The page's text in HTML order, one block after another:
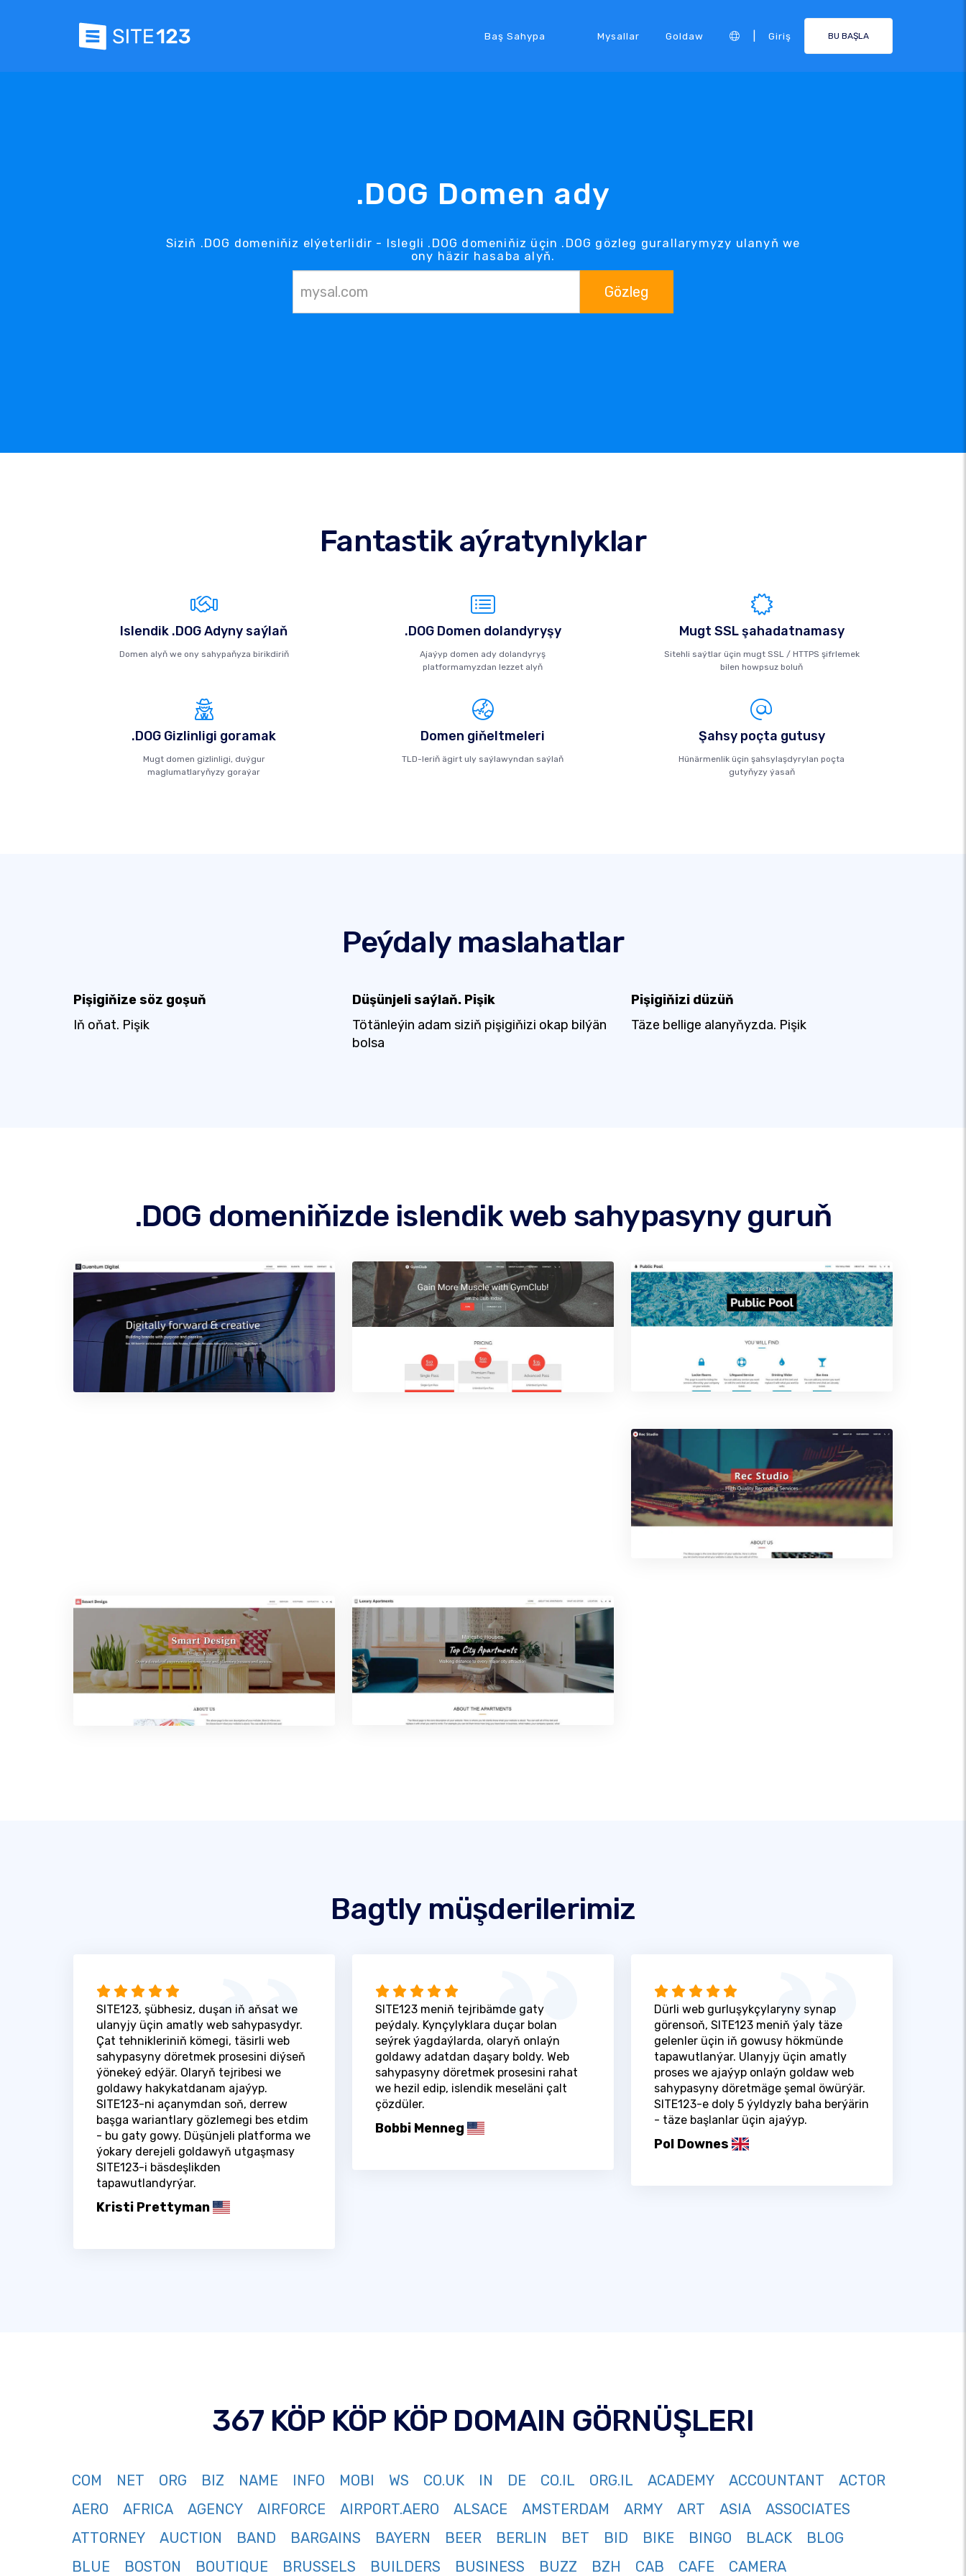
Baş Sahypa Mysallar Goldaw Giriş BU BAŞLA
.DOG Domen ady
Siziň .DOG domeniňiz elýeterlidir - Islegli .DOG domeniňiz üçin .DOG gözleg gurallarymyzy ulanyň we
ony häzir hasaba alyň.
Gözleg
Fantastik aýratynlyklar
Islendik .DOG Adyny saýlaň
Domen alyň we ony sahypaňyza birikdiriň
.DOG Domen dolandyryşy
Ajaýyp domen ady dolandyryş
platformamyzdan lezzet alyň
Mugt SSL şahadatnamasy
Sitehli saýtlar üçin mugt SSL / HTTPS şifrlemek
bilen howpsuz boluň
.DOG Gizlinligi goramak
Mugt domen gizlinligi, duýgur
maglumatlaryňyzy goraýar
Domen giňeltmeleri
TLD-leriň ägirt uly saýlawyndan saýlaň
Şahsy poçta gutusy
Hünärmenlik üçin şahsylaşdyrylan poçta
gutyňyzy ýasaň
Peýdaly maslahatlar
Pişigiňize söz goşuň
Iň oňat. Pişik
Düşünjeli saýlaň. Pişik
Tötänleýin adam siziň pişigiňizi okap bilýän
bolsa
Pişigiňizi düzüň
Täze bellige alanyňyzda. Pişik
.DOG domeniňizde islendik web sahypasyny guruň
Bagtly müşderilerimiz
SITE123, şübhesiz, duşan iň aňsat we
ulanyjy üçin amatly web sahypasydyr.
Çat tehnikleriniň kömegi, täsirli web
sahypasyny döretmek prosesini diýseň
ýönekeý edýär. Olaryň tejribesi we
goldawy hakykatdanam ajaýyp.
SITE123-ni açanymdan soň, derrew
başga wariantlary gözlemegi bes etdim
- bu gaty gowy. Düşünjeli platforma we
ýokary derejeli goldawyň utgaşmasy
SITE123-i bäsdeşlikden
tapawutlandyrýar.
Kristi Prettyman
SITE123 meniň tejribämde gaty
peýdaly. Kynçylyklara duçar bolan
seýrek ýagdaýlarda, olaryň onlaýn
goldawy adatdan daşary boldy. Web
sahypasyny döretmek prosesini rahat
we hezil edip, islendik meseläni çalt
çözdüler.
Bobbi Menneg
Dürli web gurluşykçylaryny synap
görensoň, SITE123 meniň ýaly täze
gelenler üçin iň gowusy hökmünde
tapawutlanýar. Ulanyjy üçin amatly
proses we ajaýyp onlaýn goldaw web
sahypasyny döretmäge şemal öwürýär.
SITE123-e doly 5 ýyldyzly baha berýärin
- täze başlanlar üçin ajaýyp.
Pol Downes
367 KÖP KÖP KÖP DOMAIN GÖRNÜŞLERI
COM NET ORG BIZ NAME INFO MOBI WS CO.UK IN DE CO.IL ORG.IL ACADEMY ACCOUNTANT
ACTOR
AERO
AFRICA AGENCY AIRFORCE AIRPORT.AERO ALSACE AMSTERDAM ARMY ART ASIA
ASSOCIATES
ATTORNEY
AUCTION BAND BARGAINS BAYERN BEER BERLIN BET BID BIKE BINGO BLACK
BLOG
BLUE
BOSTON BOUTIQUE BRUSSELS BUILDERS BUSINESS BUZZ BZH CAB CAFE CAMERA